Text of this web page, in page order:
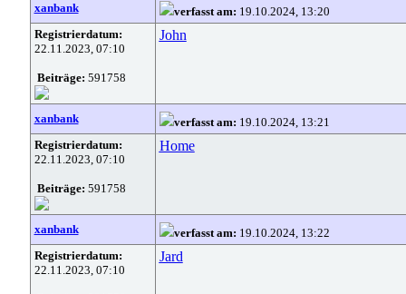
xanbank verfasst am: 19.10.2024, 13:20
Registrierdatum:
22.11.2023, 07:10
Beiträge: 591758
John
xanbank verfasst am: 19.10.2024, 13:21
Registrierdatum:
22.11.2023, 07:10
Beiträge: 591758
Home
xanbank verfasst am: 19.10.2024, 13:22
Registrierdatum:
22.11.2023, 07:10
Jard